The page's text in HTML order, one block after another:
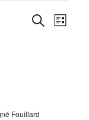
Recherche
et
Recherche
de
Liste
Fouillard